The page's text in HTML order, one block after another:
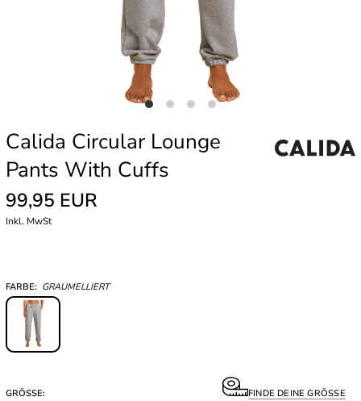
Calida Circular Lounge
Pants With Cuffs
99,95 EUR
Inkl. MwSt
FARBE: GRAUMELLIERT
GRÖSSE: FINDE DEINE GRÖSSE